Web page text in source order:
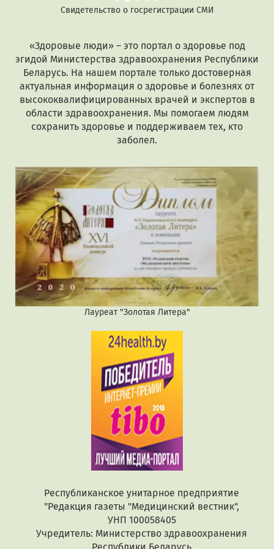
Свидетельство о госрегистрации СМИ
«Здоровые люди» – это портал о здоровье под
эгидой Министерства здравоохранения Республики
Беларусь. На нашем портале только достоверная
актуальная информация о здоровье и болезнях от
высококвалифицированных врачей и экспертов в
области здравоохранения. Мы помогаем людям
сохранить здоровье и поддерживаем тех, кто
заболел.
Лауреат "Золотая Литера"
Республиканское унитарное предприятие
"Редакция газеты "Медицинский вестник",
УНП 100058405
Учредитель: Министерство здравоохранения